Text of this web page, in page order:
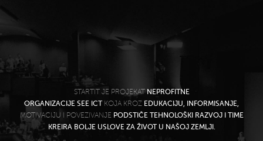
STARTIT JE PROJEKAT NEPROFITNE
ORGANIZACIJE SEE ICTKOJA KROZ EDUKACIJU, INFORMISANJE,
MOTIVACIJU I POVEZIVANJE PODSTIČE TEHNOLOŠKI RAZVOJ I TIME
KREIRA BOLJE USLOVE ZA ŽIVOT U NAŠOJ ZEMLJI.